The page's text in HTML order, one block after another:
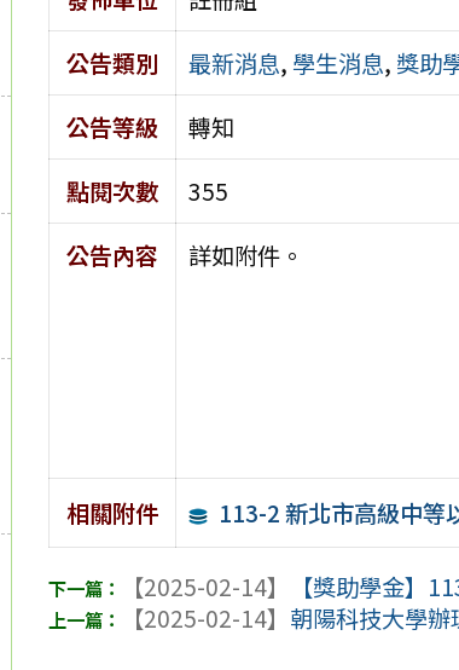
公告類別
最新消息, 學生消息, 獎助
公告等級
轉知
點閱次數
355
公告內容
詳如附件。
相關附件 113-2 新北市高級中等
【2025-02-14】
【獎助學金】
【2025-02-14】 朝陽科技大學